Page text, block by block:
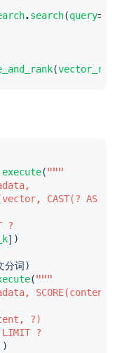
. search(query=
(
execute("""
metadata,
CAST(? AS
?
])
分词)
("""
?)
LIMIT ?